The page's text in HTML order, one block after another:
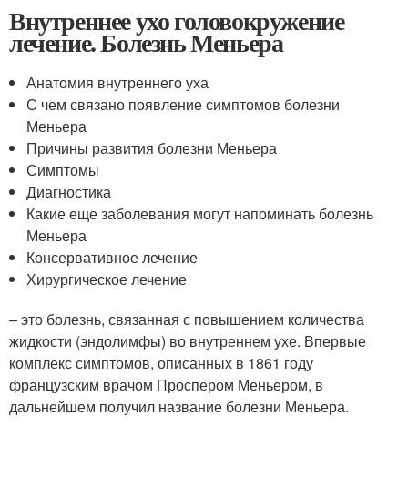
Внутреннее ухо головокружение
лечение. Болезнь Меньера
Анатомия внутреннего уха
С чем связано появление симптомов болезни
Меньера
Причины развития болезни Меньера
Симптомы
Диагностика
Какие еще заболевания могут напоминать болезнь
Меньера
Консервативное лечение
Хирургическое лечение
– это болезнь, связанная с повышением количества
жидкости (эндолимфы) во внутреннем ухе. Впервые
комплекс симптомов, описанных в 1861 году
французским врачом Проспером Меньером, в
дальнейшем получил название болезни Меньера.